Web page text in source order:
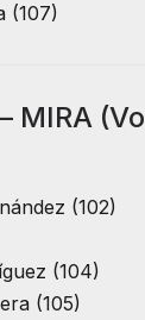
(107)
MIRA
(102)
(104)
(105)